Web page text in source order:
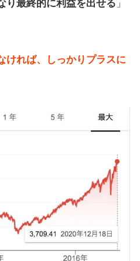
り最終的に利益を出せる 」
ければ、しっかりプラスに